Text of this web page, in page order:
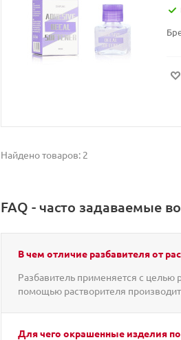
Найдено товаров: 2
FAQ - часто задаваемые
В чем отличие разбавителя от
Разбавитель применяется с
помощью растворителя
Для чего окрашенные изделия